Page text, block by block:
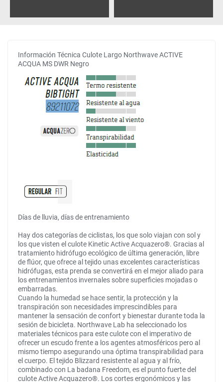
Información Técnica Culote Largo Northwave ACTIVE
ACQUA MS DWR Negro
Días de lluvia, días de entrenamiento
Hay dos categorías de ciclistas, los que solo viajan con sol y
los que visten el culote Kinetic Active Acquazero®. Gracias al
tratamiento hidrófugo ecológico de última generación, libre
de flúor, que ofrece al tejido unas excelentes características
hidrófugas, esta prenda se convertirá en el mejor aliado para
los entrenamientos invernales sobre superficies mojadas o
embarradas.
Cuando la humedad se hace sentir, la protección y la
transpiración son necesidades imprescindibles para
mantener la sensación de confort y bienestar durante toda la
sesión de bicicleta. Northwave Lab ha seleccionado los
materiales técnicos para este culote con el imperativo de
ofrecer un escudo frente a los agentes atmosféricos pero al
mismo tiempo asegurando una óptima transpirabilidad para
el cuerpo. El tejido Blizzard resistente al agua y al frío,
combinado con La badana Freedom, es el punto fuerte del
culote Active Acquazero®. Los cortes ergonómicos y las